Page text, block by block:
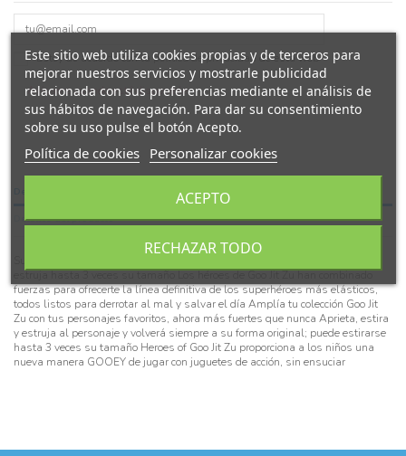
Estoy de acuerdo con lapolítica de privacidad de esta web
Detalles del producto
estruja hasta 3 veces su tamaño Los héroes de Goo Jit Zu han combinado
fuerzas para ofrecerte la línea definitiva de los superhéroes más elásticos,
todos listos para derrotar al mal y salvar el día Amplía tu colección Goo Jit
Zu con tus personajes favoritos, ahora más fuertes que nunca Aprieta, estira
y estruja al personaje y volverá siempre a su forma original; puede estirarse
hasta 3 veces su tamaño Heroes of Goo Jit Zu proporciona a los niños una
nueva manera GOOEY de jugar con juguetes de acción, sin ensuciar
Este sitio web utiliza cookies propias y de terceros para
mejorar nuestros servicios y mostrarle publicidad
relacionada con sus preferencias mediante el análisis de
sus hábitos de navegación. Para dar su consentimiento
sobre su uso pulse el botón Acepto.
Política de cookies Personalizar cookies
RECHAZAR TODO
ACEPTO